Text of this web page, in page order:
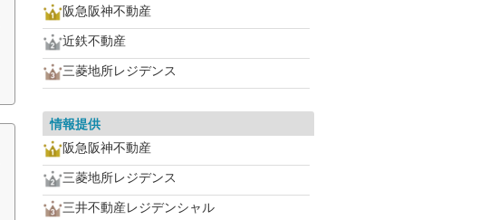
阪急阪神不動産
近鉄不動産
三菱地所レジデンス
情報提供
阪急阪神不動産
三菱地所レジデンス
三井不動産レジデンシャル